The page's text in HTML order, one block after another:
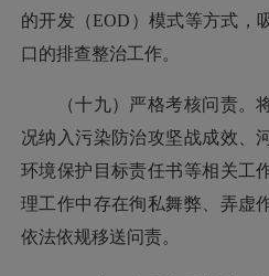
的开发（EOD）模式等方式，
口的排查整治工作。
（十九）严格考核问责。将
况纳入污染防治攻坚战成效、
环境保护目标责任书等相关工
理工作中存在徇私舞弊、弄虚
依法依规移送问责。